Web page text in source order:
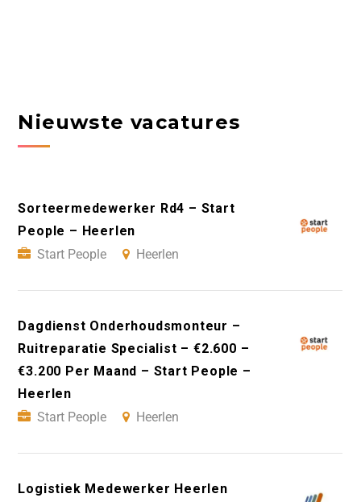
Nieuwste vacatures
Sorteermedewerker Rd4 – Start
People – Heerlen
Start People
Heerlen
Dagdienst Onderhoudsmonteur –
Ruitreparatie Specialist – €2.600 –
€3.200 Per Maand – Start People –
Heerlen
Start People
Heerlen
Logistiek Medewerker Heerlen